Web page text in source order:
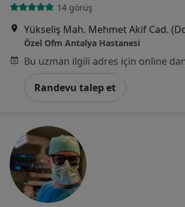
14 görüş
Özel Ofm Antalya Hastanesi
Randevu talep et